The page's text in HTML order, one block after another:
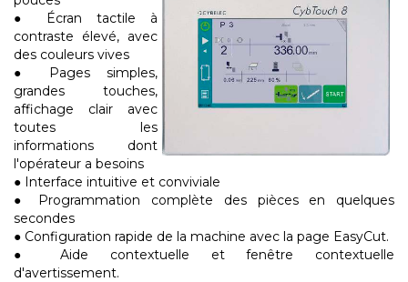
● Écran tactile à
contraste élevé, avec
des couleurs vives
● Pages simples,
grandes touches,
affichage clair avec
toutes les
informations dont
l'opérateur a besoins
● Interface intuitive et conviviale
● Programmation complète des pièces en quelques
secondes
● Configuration rapide de la machine avec la page EasyCut.
● Aide contextuelle et fenêtre contextuelle
d'avertissement.